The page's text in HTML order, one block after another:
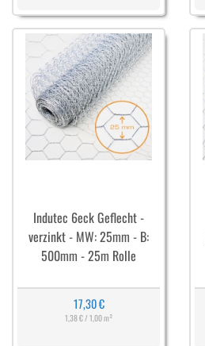
Indutec 6eck Geflecht -
verzinkt - MW: 25mm - B:
500mm - 25m Rolle
17,30 €
1,38 € / 1,00 m²